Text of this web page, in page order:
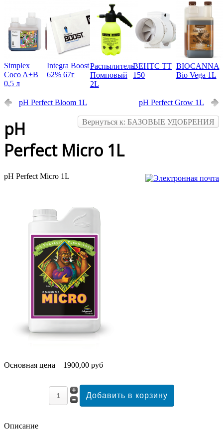
Simplex
Coco A+B
0,5 л
Integra Boost
62% 67г
Распылитель
Помповый
2L
ВЕНТС ТТ
150
BIOCANNA
Bio Vega 1L
pH Perfect Bloom 1L pH Perfect Grow 1L
Вернуться к: БАЗОВЫЕ УДОБРЕНИЯ
pH
Perfect Micro 1L
pH Perfect Micro 1L
Основная цена 1900,00 руб
Описание